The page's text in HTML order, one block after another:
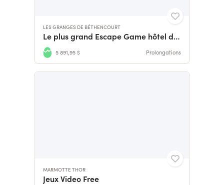
LES GRANGES DE BÉTHENCOURT
Le plus grand Escape Game hôtel de France
5 891,95 $ Prolongations
MARMOTTE THOR
Jeux Video Free